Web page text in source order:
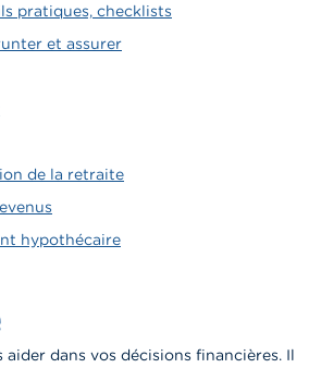
pratiques, checklists
et assurer
de la retraite
hypothécaire
dans vos décisions financières. Il